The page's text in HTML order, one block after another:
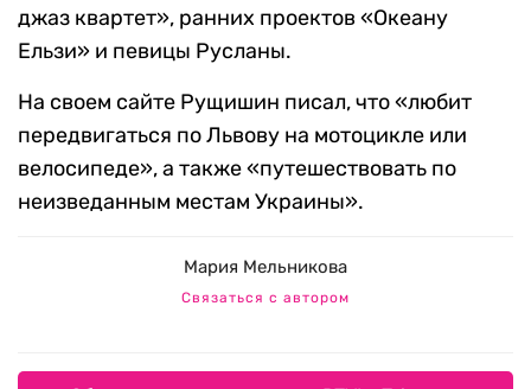
джаз квартет», ранних проектов «Океану
Ельзи» и певицы Русланы.
На своем сайте Рущишин писал, что «любит
передвигаться по Львову на мотоцикле или
велосипеде», а также «путешествовать по
неизведанным местам Украины».
Мария Мельникова
Связаться с автором